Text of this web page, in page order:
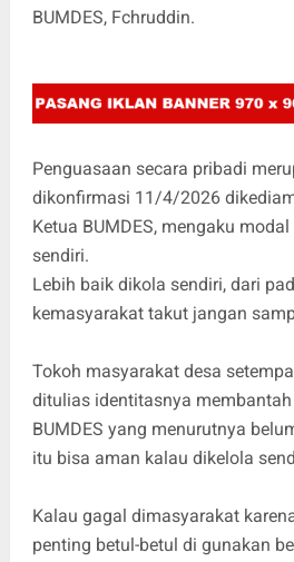
BUMDES, Fchruddin.
Penguasaan secara pribadi
dikonfirmasi 11/4/2026
Ketua BUMDES, mengaku
sendiri.
Lebih baik dikola sendiri, dari
kemasyarakat takut jangan
Tokoh masyarakat desa
ditulias identitasnya
BUMDES yang menurutnya
itu bisa aman kalau dikelola
Kalau gagal dimasyarakat
penting betul-betul di gunakan